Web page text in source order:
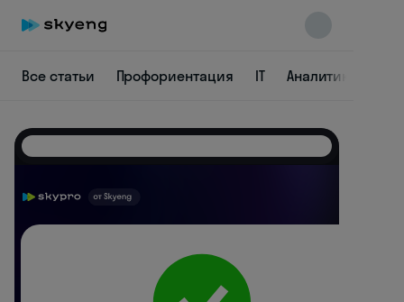
Все статьи Профориентация IT Аналитика